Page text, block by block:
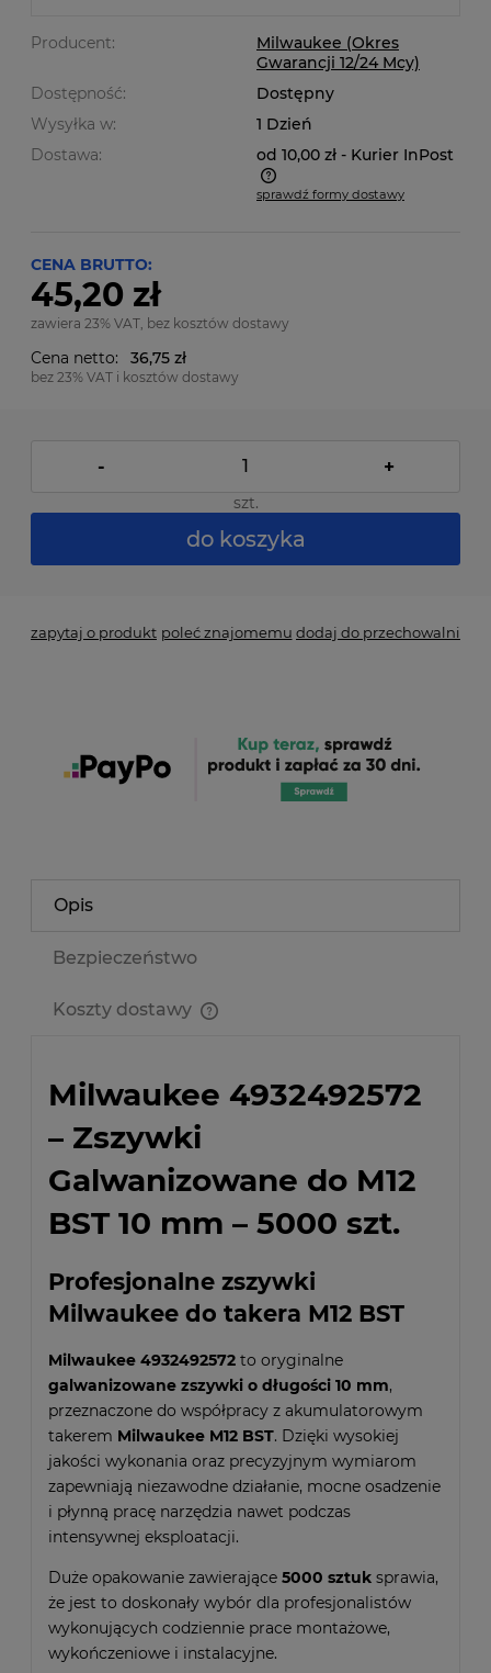
Producent:
Milwaukee (Okres
Gwarancji 12/24 Mcy)
Dostępność:
Dostępny
Wysyłka w:
1 Dzień
Dostawa:
od 10,00 zł - Kurier InPost
Cena nie zawiera ewentualnych kosztów płatności
sprawdź formy dostawy
CENA BRUTTO:
45,20 zł
zawiera 23% VAT, bez kosztów dostawy
Cena netto: 36,75 zł
bez 23% VAT i kosztów dostawy
- +
szt.
do koszyka
zapytaj o produkt poleć znajomemu dodaj do przechowalni
Opis
Bezpieczeństwo
Koszty dostawy
Milwaukee 4932492572
– Zszywki
Galwanizowane do M12
BST 10 mm – 5000 szt.
Profesjonalne zszywki
Milwaukee do takera M12 BST
Milwaukee 4932492572 to oryginalne
galwanizowane zszywki o długości 10 mm,
przeznaczone do współpracy z akumulatorowym
takerem Milwaukee M12 BST. Dzięki wysokiej
jakości wykonania oraz precyzyjnym wymiarom
zapewniają niezawodne działanie, mocne osadzenie
i płynną pracę narzędzia nawet podczas
intensywnej eksploatacji.
Duże opakowanie zawierające 5000 sztuk sprawia,
że jest to doskonały wybór dla profesjonalistów
wykonujących codziennie prace montażowe,
wykończeniowe i instalacyjne.